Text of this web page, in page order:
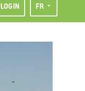
LOGIN FR